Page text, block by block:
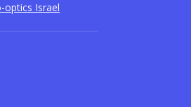
optics Israel